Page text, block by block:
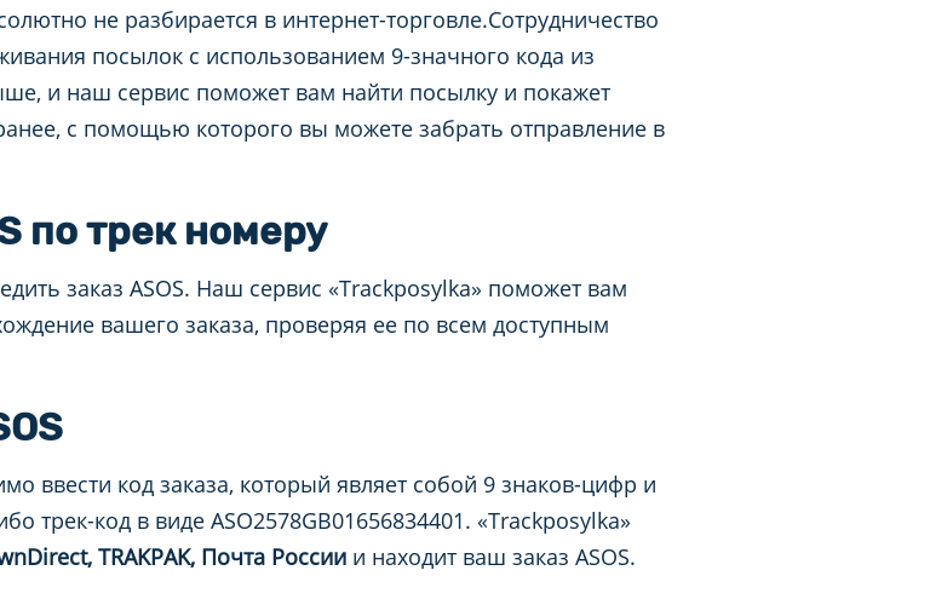
не разбирается в интернет-торговле.Сотрудничество
посылок с использованием 9-значного кода из
и наш сервис поможет вам найти посылку и покажет
с помощью которого вы можете забрать отправление в
по трек номеру
заказ ASOS. Наш сервис «Trackposylka» поможет вам
вашего заказа, проверяя ее по всем доступным
ввести код заказа, который являет собой 9 знаков-цифр и
трек-код в виде ASO2578GB01656834401. «Trackposylka»
TRAKPAK, Почта России и находит ваш заказ ASOS.